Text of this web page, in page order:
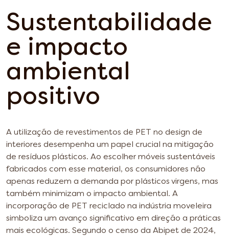
Sustentabilidade
e impacto
ambiental
positivo
A utilização de revestimentos de PET no design de
interiores desempenha um papel crucial na mitigação
de resíduos plásticos. Ao escolher móveis sustentáveis
fabricados com esse material, os consumidores não
apenas reduzem a demanda por plásticos virgens, mas
também minimizam o impacto ambiental. A
incorporação de PET reciclado na indústria moveleira
simboliza um avanço significativo em direção a práticas
mais ecológicas. Segundo o censo da Abipet de 2024,